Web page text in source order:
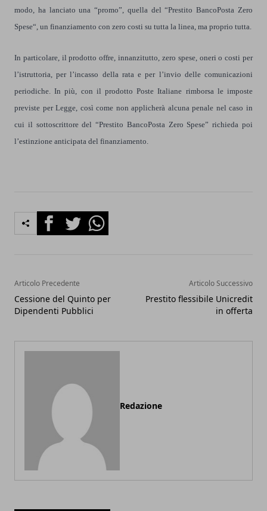
modo, ha lanciato una “promo”, quella del “Prestito BancoPosta Zero
Spese“, un finanziamento con zero costi su tutta la linea, ma proprio tutta.
In particolare, il prodotto offre, innanzitutto, zero spese, oneri o costi per
l’istruttoria, per l’incasso della rata e per l’invio delle comunicazioni
periodiche. In più, con il prodotto Poste Italiane rimborsa le imposte
previste per Legge, così come non applicherà alcuna penale nel caso in
cui il sottoscrittore del “Prestito BancoPosta Zero Spese” richieda poi
l’estinzione anticipata del finanziamento.
FacebookTwitterWhatsapp
Articolo Precedente
Cessione del Quinto per
Dipendenti Pubblici
Articolo Successivo
Prestito flessibile Unicredit
in offerta
Redazione